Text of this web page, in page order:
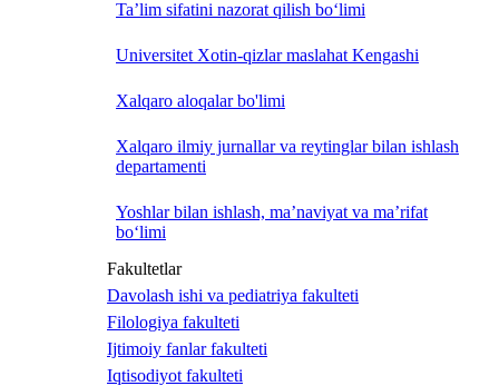
Ta’lim sifatini nazorat qilish bo‘limi
Universitet Xotin-qizlar maslahat Kengashi
Xalqaro aloqalar bo'limi
Xalqaro ilmiy jurnallar va reytinglar bilan ishlash
departamenti
Yoshlar bilan ishlash, ma’naviyat va ma’rifat
bo‘limi
Fakultetlar
Davolash ishi va pediatriya fakulteti
Filologiya fakulteti
Ijtimoiy fanlar fakulteti
Iqtisodiyot fakulteti